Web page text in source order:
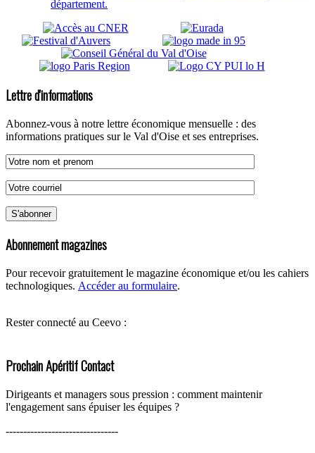
département.
Lettre d'informations
Abonnez-vous à notre lettre économique mensuelle : des
informations pratiques sur le Val d'Oise et ses entreprises.
Abonnement magazines
Pour recevoir gratuitement le magazine économique et/ou les cahiers
technologiques. Accéder au formulaire.
Rester connecté au Ceevo :
Prochain Apéritif Contact
Dirigeants et managers sous pression : comment maintenir
l'engagement sans épuiser les équipes ?
--------------------------------